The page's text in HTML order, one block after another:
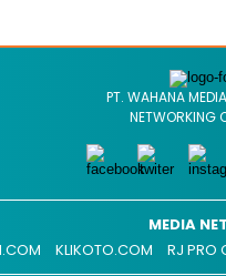
PT. WAHANA
NETWORKING
MEDIA
KLIKOTO.COM RJ PRO